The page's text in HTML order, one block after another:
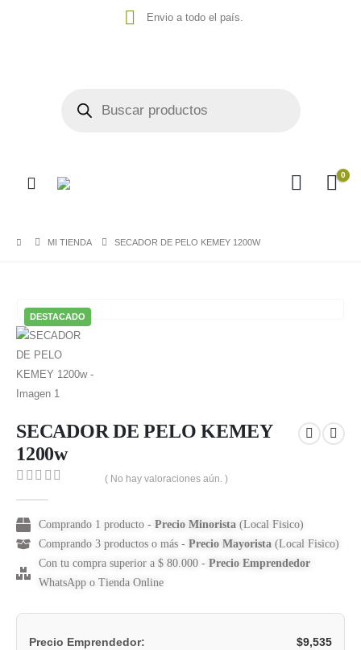
Envio a todo el país.
0
MI TIENDA SECADOR DE PELO KEMEY 1200W
DESTACADO
SECADOR DE PELO KEMEY
1200w
( No hay valoraciones aún. )
Comprando 1 producto - Precio Minorista (Local Fisico)
Comprando 3 productos o más - Precio Mayorista (Local Fisico)
Con tu compra superior a $ 80.000 - Precio Emprendedor
WhatsApp o Tienda Online
Precio Emprendedor: $9,535